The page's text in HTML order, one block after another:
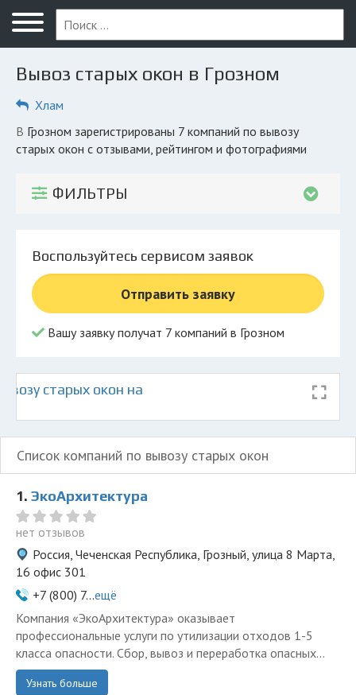
Меню
Главная
Вопрос юристу
Экоблог
Личный кабинет
© 2026 Все права защищены
Вывоз старых окон в Грозном
Хлам
в Грозном зарегистрированы 7 компаний по вывозу
старых окон с отзывами, рейтингом и фотографиями
ФИЛЬТРЫ
Воспользуйтесь сервисом заявок
Отправить заявку
Вашу заявку получат 7 компаний в Грозном
старых окон на
Список компаний по вывозу старых окон
1. ЭкоАрхитектура
нет отзывов
Россия, Чеченская Республика, Грозный, улица 8 Марта,
16 офис 301
+7 (800) 7...ещё
Компания «ЭкоАрхитектура» оказывает
профессиональные услуги по утилизации отходов 1-5
класса опасности. Сбор, вывоз и переработка опасных...
Узнать больше